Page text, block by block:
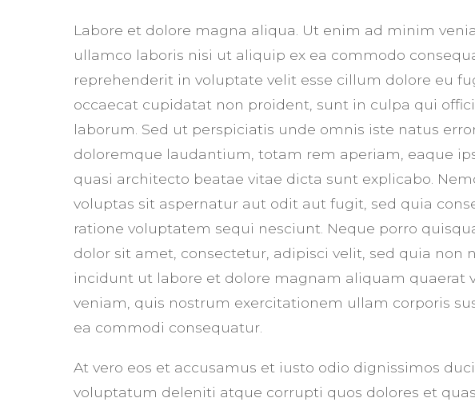
Labore et dolore magna aliqua. Ut enim ad minim
ullamco laboris nisi ut aliquip ex ea commodo
reprehenderit in voluptate velit esse cillum dolore eu
occaecat cupidatat non proident, sunt in culpa qui
laborum. Sed ut perspiciatis unde omnis iste natus
doloremque laudantium, totam rem aperiam, eaque
quasi architecto beatae vitae dicta sunt explicabo.
voluptas sit aspernatur aut odit aut fugit, sed quia
ratione voluptatem sequi nesciunt. Neque porro
dolor sit amet, consectetur, adipisci velit, sed quia non
incidunt ut labore et dolore magnam aliquam quaerat
veniam, quis nostrum exercitationem ullam corporis
ea commodi consequatur.
At vero eos et accusamus et iusto odio dignissimos
voluptatum deleniti atque corrupti quos dolores et